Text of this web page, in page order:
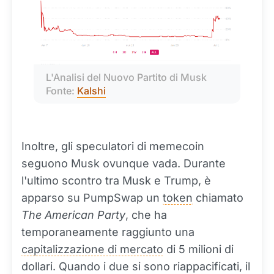
L'Analisi del Nuovo Partito di Musk
Fonte: Kalshi
Inoltre, gli speculatori di memecoin
seguono Musk ovunque vada. Durante
l'ultimo scontro tra Musk e Trump, è
apparso su PumpSwap un token chiamato
The American Party, che ha
temporaneamente raggiunto una
capitalizzazione di mercato di 5 milioni di
dollari. Quando i due si sono riappacificati, il